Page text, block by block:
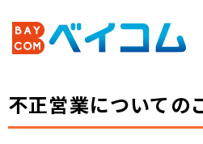
不正営業についての